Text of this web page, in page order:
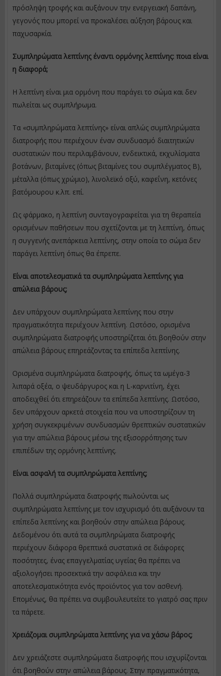
πρόσληψη τροφής και αυξάνουν την ενεργειακή δαπάνη,
γεγονός που μπορεί να προκαλέσει αύξηση βάρους και
παχυσαρκία.
Συμπληρώματα λεπτίνης έναντι ορμόνης λεπτίνης: ποια είναι
η διαφορά;
Η λεπτίνη είναι μια ορμόνη που παράγει το σώμα και δεν
πωλείται ως συμπλήρωμα.
Τα «συμπληρώματα λεπτίνης» είναι απλώς συμπληρώματα
διατροφής που περιέχουν έναν συνδυασμό διαιτητικών
συστατικών που περιλαμβάνουν, ενδεικτικά, εκχυλίσματα
βοτάνων, βιταμίνες (όπως βιταμίνες του συμπλέγματος Β),
μέταλλα (όπως χρώμιο), λινολεϊκό οξύ, καφεΐνη, κετόνες
βατόμουρου κ.λπ. επί.
Ως φάρμακο, η λεπτίνη συνταγογραφείται για τη θεραπεία
ορισμένων παθήσεων που σχετίζονται με τη λεπτίνη, όπως
η συγγενής ανεπάρκεια λεπτίνης, στην οποία το σώμα δεν
παράγει λεπτίνη όπως θα έπρεπε.
Είναι αποτελεσματικά τα συμπληρώματα λεπτίνης για
απώλεια βάρους;
Δεν υπάρχουν συμπληρώματα λεπτίνης που στην
πραγματικότητα περιέχουν λεπτίνη. Ωστόσο, ορισμένα
συμπληρώματα διατροφής υποστηρίζεται ότι βοηθούν στην
απώλεια βάρους επηρεάζοντας τα επίπεδα λεπτίνης.
Ορισμένα συμπληρώματα διατροφής, όπως τα ωμέγα-3
λιπαρά οξέα, ο ψευδάργυρος και η L-καρνιτίνη, έχει
αποδειχθεί ότι επηρεάζουν τα επίπεδα λεπτίνης. Ωστόσο,
δεν υπάρχουν αρκετά στοιχεία που να υποστηρίζουν τη
χρήση συγκεκριμένων συνδυασμών θρεπτικών συστατικών
για την απώλεια βάρους μέσω της εξισορρόπησης των
επιπέδων της ορμόνης λεπτίνης.
Είναι ασφαλή τα συμπληρώματα λεπτίνης;
Πολλά συμπληρώματα διατροφής πωλούνται ως
συμπληρώματα λεπτίνης με τον ισχυρισμό ότι αυξάνουν τα
επίπεδα λεπτίνης και βοηθούν στην απώλεια βάρους.
Δεδομένου ότι αυτά τα συμπληρώματα διατροφής
περιέχουν διάφορα θρεπτικά συστατικά σε διάφορες
ποσότητες, ένας επαγγελματίας υγείας θα πρέπει να
αξιολογήσει προσεκτικά την ασφάλεια και την
αποτελεσματικότητα ενός προϊόντος για τον ασθενή.
Επομένως, θα πρέπει να συμβουλευτείτε το γιατρό σας πριν
τα πάρετε.
Χρειάζομαι συμπληρώματα λεπτίνης για να χάσω βάρος;
Δεν χρειάζεστε συμπληρώματα διατροφής που ισχυρίζονται
ότι βοηθούν στην απώλεια βάρους. Στην πραγματικότητα,